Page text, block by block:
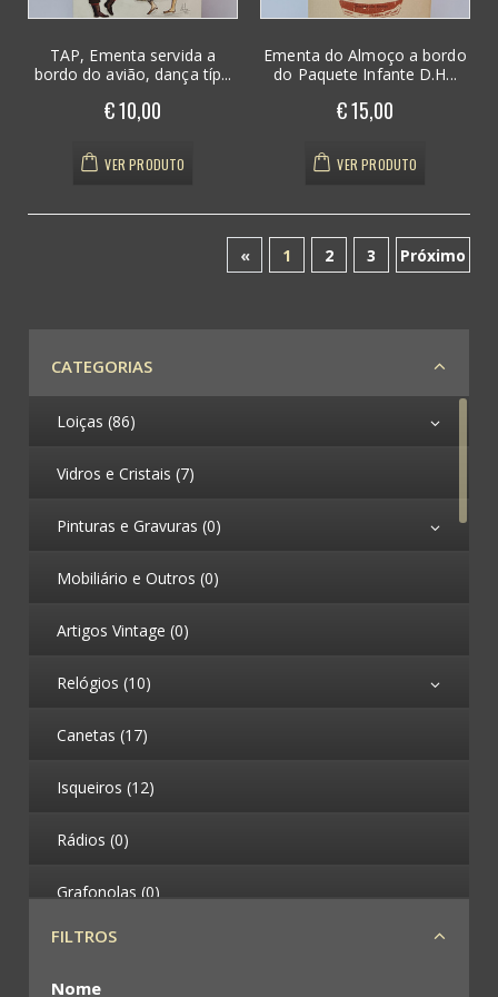
TAP, Ementa servida a
bordo do avião, dança típ...
€ 10,00
VER PRODUTO
Ementa do Almoço a bordo
do Paquete Infante D.H...
€ 15,00
VER PRODUTO
« 1(atual)
2 3 Próximo
CATEGORIAS
Loiças (86)
Vidros e Cristais (7)
Pinturas e Gravuras (0)
Mobiliário e Outros (0)
Artigos Vintage (0)
Relógios (10)
Canetas (17)
Isqueiros (12)
Rádios (0)
Grafonolas (0)
Telefones (0)
FILTROS
Nome